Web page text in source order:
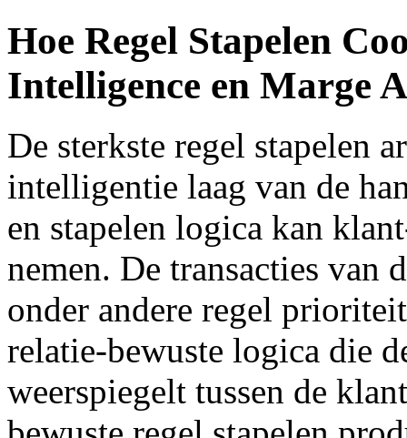
Hoe Regel Stapelen
Intelligence en Marge
De sterkste regel stapelen
intelligentie laag van de
en stapelen logica kan
nemen. De transacties
onder andere regel
relatie-bewuste logica die
weerspiegelt tussen de